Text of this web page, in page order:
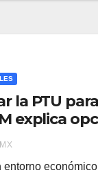
la PTU
explica
entorno